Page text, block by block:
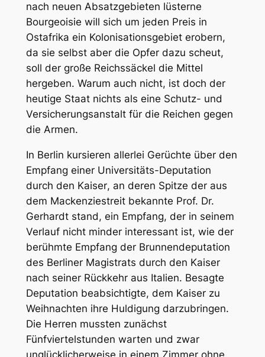
nach neuen Absatzgebieten lüsterne
Bourgeoisie will sich um jeden Preis in
Ostafrika ein Kolonisationsgebiet erobern,
da sie selbst aber die Opfer dazu scheut,
soll der große Reichssäckel die Mittel
hergeben. Warum auch nicht, ist doch der
heutige Staat nichts als eine Schutz- und
Versicherungsanstalt für die Reichen gegen
die Armen.
In Berlin kursieren allerlei Gerüchte über den
Empfang einer Universitäts-Deputation
durch den Kaiser, an deren Spitze der aus
dem Mackenziestreit bekannte Prof. Dr.
Gerhardt stand, ein Empfang, der in seinem
Verlauf nicht minder interessant ist, wie der
berühmte Empfang der Brunnendeputation
des Berliner Magistrats durch den Kaiser
nach seiner Rückkehr aus Italien. Besagte
Deputation beabsichtigte, dem Kaiser zu
Weihnachten ihre Huldigung darzubringen.
Die Herren mussten zunächst
Fünfviertelstunden warten und zwar